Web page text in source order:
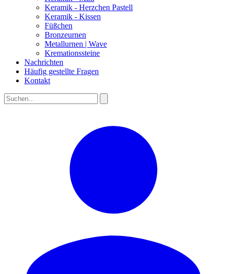
Keramik - Herzchen Pastell
Keramik - Kissen
Füßchen
Bronzeurnen
Metallurnen | Wave
Kremationssteine
Nachrichten
Häufig gestellte Fragen
Kontakt